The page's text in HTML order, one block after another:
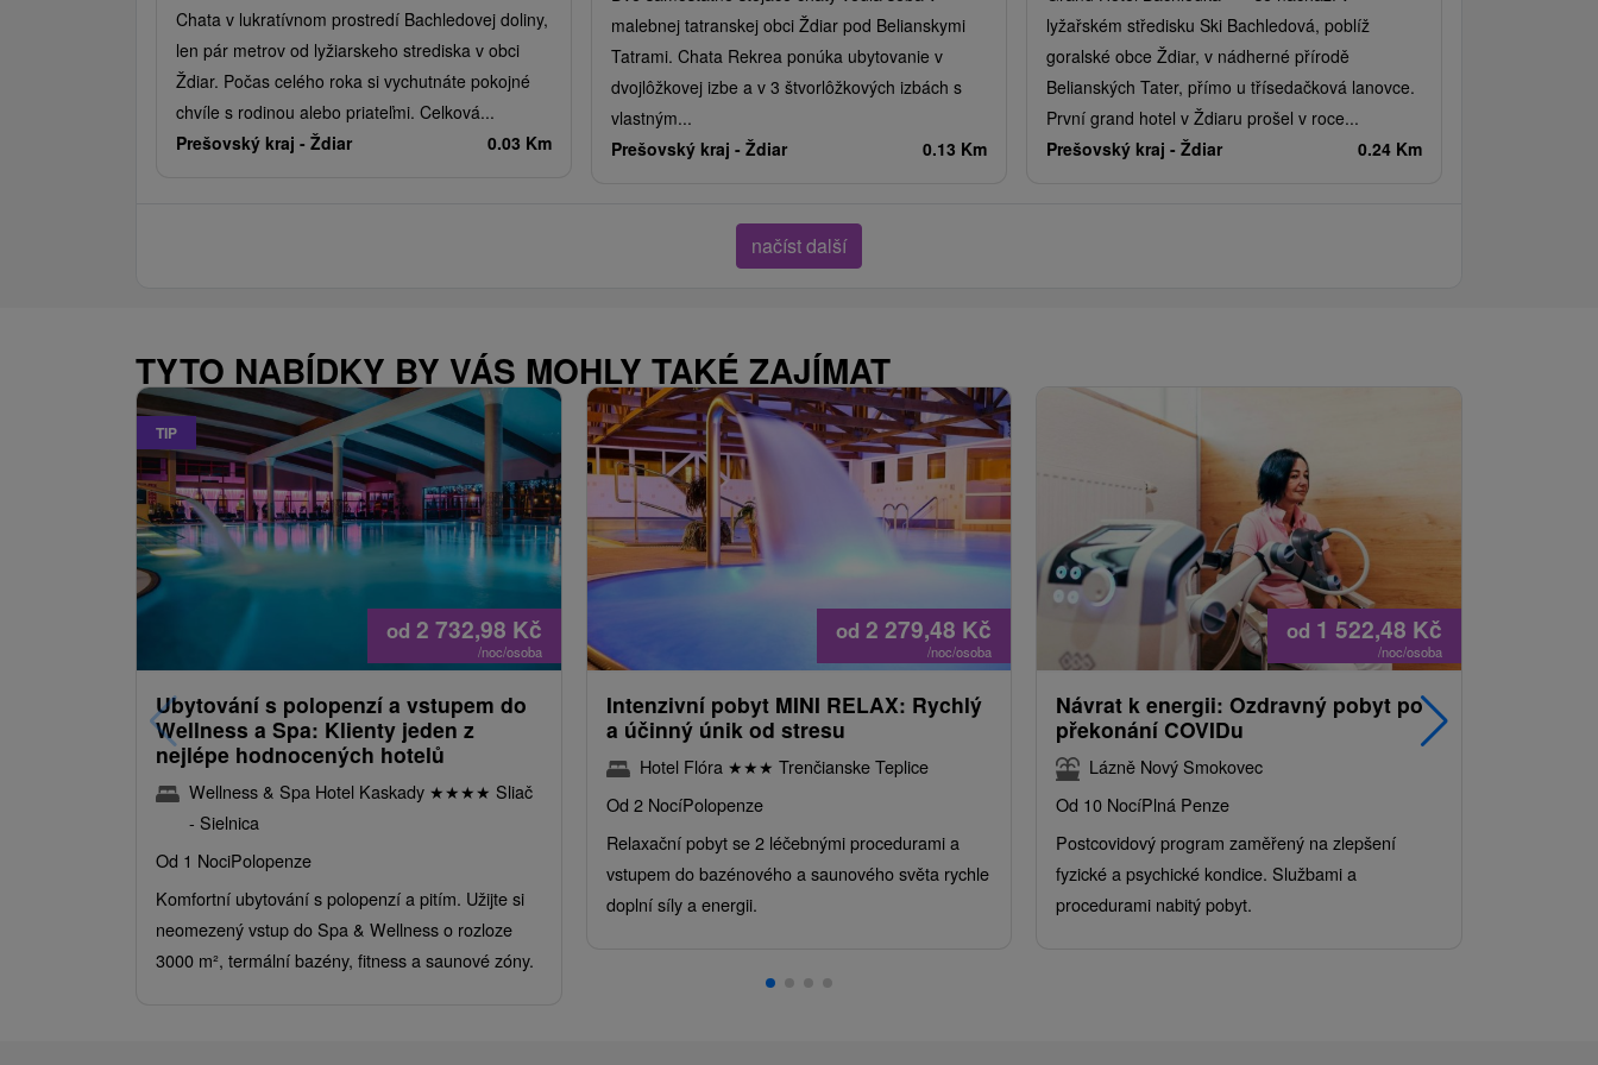
Chata v lukratívnom prostredí Bachledovej doliny,
len pár metrov od lyžiarskeho strediska v obci
Ždiar. Počas celého roka si vychutnáte pokojné
chvíle s rodinou alebo priateľmi. Celková...
Prešovský kraj - Ždiar 0.03 Km
malebnej tatranskej obci Ždiar pod Belianskymi
Tatrami. Chata Rekrea ponúka ubytovanie v
dvojlôžkovej izbe a v 3 štvorlôžkových izbách s
vlastným...
Prešovský kraj - Ždiar 0.13 Km
lyžařském středisku Ski Bachledová, poblíž
goralské obce Ždiar, v nádherné přírodě
Belianských Tater, přímo u třísedačková lanovce.
První grand hotel v Ždiaru prošel v roce...
Prešovský kraj - Ždiar 0.24 Km
načíst další
TYTO NABÍDKY BY VÁS MOHLY TAKÉ ZAJÍMAT
TIP
od 2 732,98 Kč
/noc/osoba
Ubytování s polopenzí a vstupem do
Wellness a Spa: Klienty jeden z
nejlépe hodnocených hotelů
Wellness & Spa Hotel Kaskady ★★★★ Sliač
- Sielnica
Od 1 NociPolopenze
Komfortní ubytování s polopenzí a pitím. Užijte si
neomezený vstup do Spa & Wellness o rozloze
3000 m², termální bazény, fitness a saunové zóny.
od 2 279,48 Kč
/noc/osoba
Intenzivní pobyt MINI RELAX: Rychlý
a účinný únik od stresu
Hotel Flóra ★★★ Trenčianske Teplice
Od 2 NocíPolopenze
Relaxační pobyt se 2 léčebnými procedurami a
vstupem do bazénového a saunového světa rychle
doplní síly a energii.
od 1 522,48 Kč
/noc/osoba
Návrat k energii: Ozdravný pobyt po
překonání COVIDu
Lázně Nový Smokovec
Od 10 NocíPlná Penze
Postcovidový program zaměřený na zlepšení
fyzické a psychické kondice. Službami a
procedurami nabitý pobyt.